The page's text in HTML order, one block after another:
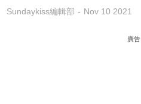
Sundaykiss編輯部 Nov 10 2021
廣告